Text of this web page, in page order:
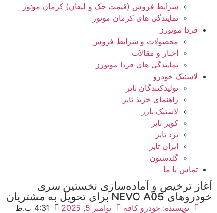
شرایط فروش (قیمت جک و لیفان) کرمان موتور
نمایندگی های کرمان موتور
فردا موتورز
محصولات و شرایط فروش
اخبار و مقالات
نمایندگی های فردا موتورز
لاستیک خودرو
تولیدکنندگان تایر
راهنمای خرید تایر
لاستیک بارز
کویر تایر
یزد تایر
ایران تایر
گلدستون
تماس با ما
آغاز ترخیص و آماده‌سازی نخستین سری
خودروهای NEVO A05 برای تحویل به مشتریان
نویسنده: خودرو کافه نوامبر 5, 2025 4:31 ب.ظ